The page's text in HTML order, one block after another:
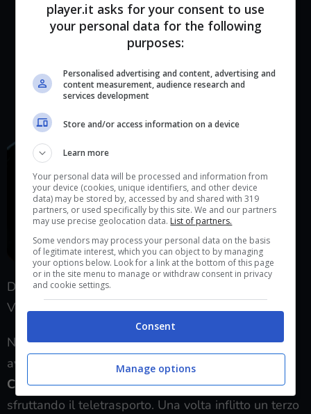
Dopo tanti sforzi, è giunto il momento di affrontare
Vor nella vostra prima missione diAssassinio.
Nella fase 1 attaccherà con un fucileSeere, se vi
avvicinerete troppo a lui, vi colpirà con una spada
Cronus, inoltre cercherà presto di allontanarsi
sfruttando il teletrasporto. Una volta inflitto un terzo
player.it asks for your consent to use
your personal data for the following
purposes:
Personalised advertising and content, advertising and
content measurement, audience research and
services development
Store and/or access information on a device
Learn more
Your personal data will be processed and information from
your device (cookies, unique identifiers, and other device
data) may be stored by, accessed by and shared with 319
partners, or used specifically by this site. We and our partners
may use precise geolocation data. List of partners.
Some vendors may process your personal data on the basis
of legitimate interest, which you can object to by managing
your options below. Look for a link at the bottom of this page
or in the site menu to manage or withdraw consent in privacy
and cookie settings.
Consent
Manage options